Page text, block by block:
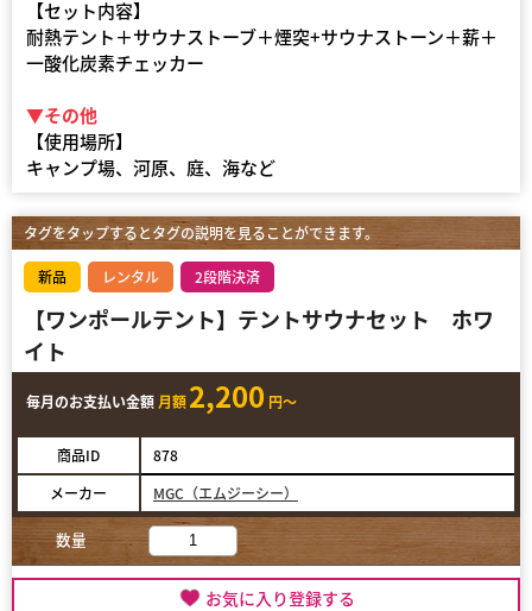
【セット内容】
耐熱テント＋サウナストーブ＋煙突+サウナストーン＋薪＋
一酸化炭素チェッカー
▼その他
【使用場所】
キャンプ場、河原、庭、海など
タグをタップするとタグの説明を見ることができます。
新品 レンタル 2段階決済
【ワンポールテント】テントサウナセット ホワ
イト
毎月のお支払い金額 月額2,200 円～
商品ID
878
メーカー
MGC（エムジーシー）
数量
お気に入り登録する